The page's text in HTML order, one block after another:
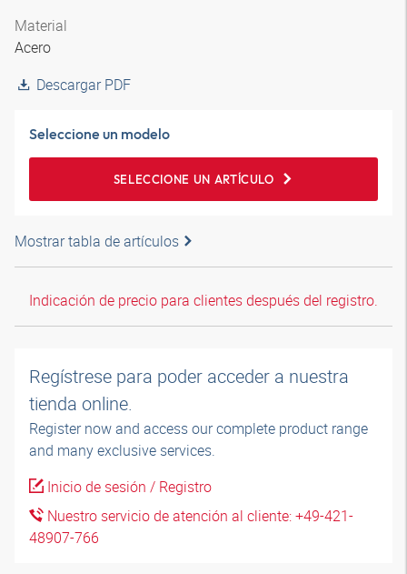
Material
Acero
Descargar PDF
Seleccione un modelo
SELECCIONE UN ARTÍCULO
Mostrar tabla de artículos
Indicación de precio para clientes después del registro.
Regístrese para poder acceder a nuestra
tienda online.
Register now and access our complete product range
and many exclusive services.
Inicio de sesión / Registro
Nuestro servicio de atención al cliente: +49-421-
48907-766